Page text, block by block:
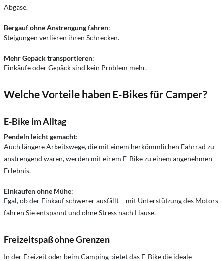
Abgase.
Bergauf ohne Anstrengung fahren:
Steigungen verlieren ihren Schrecken.
Mehr Gepäck transportieren:
Einkäufe oder Gepäck sind kein Problem mehr.
Welche Vorteile haben E-Bikes für Camper?
E-Bike im Alltag
Pendeln leicht gemacht:
Auch längere Arbeitswege, die mit einem herkömmlichen Fahrrad zu
anstrengend waren, werden mit einem E-Bike zu einem angenehmen
Erlebnis.
Einkaufen ohne Mühe:
Egal, ob der Einkauf schwerer ausfällt – mit Unterstützung des Motors
fahren Sie entspannt und ohne Stress nach Hause.
Freizeitspaß ohne Grenzen
In der Freizeit oder beim Camping bietet das E-Bike die ideale